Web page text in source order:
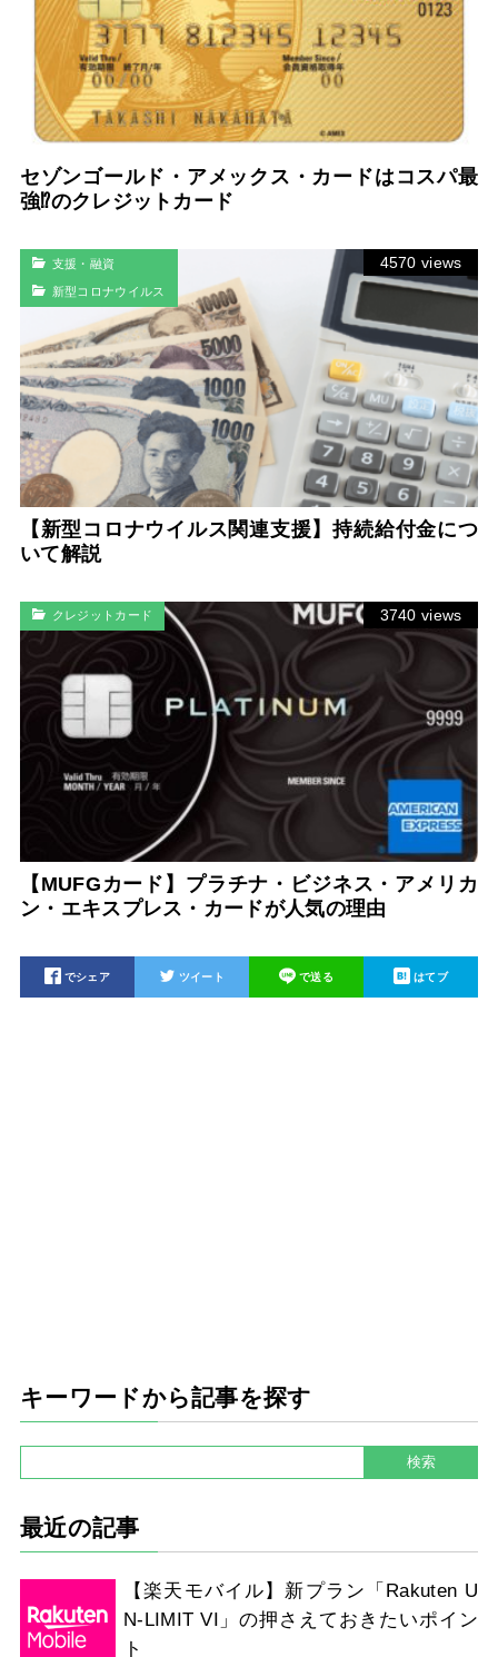
セゾンゴールド・アメックス・カードはコスパ最
強⁉のクレジットカード
支援・融資
新型コロナウイルス
4570 views
【新型コロナウイルス関連支援】持続給付金につ
いて解説
クレジットカード 3740 views
【MUFGカード】プラチナ・ビジネス・アメリカ
ン・エキスプレス・カードが人気の理由
でシェア ツイート で送る はてブ
キーワードから記事を探す
最近の記事
【楽天モバイル】新プラン「Rakuten U
N-LIMIT VI」の押さえておきたいポイン
ト